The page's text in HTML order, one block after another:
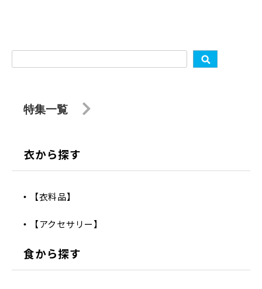
特集一覧
衣から探す
【衣料品】
【アクセサリー】
食から探す